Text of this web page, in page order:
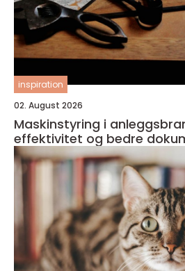
inspiration
02. August 2026
Maskinstyring i
effektivitet og bedre